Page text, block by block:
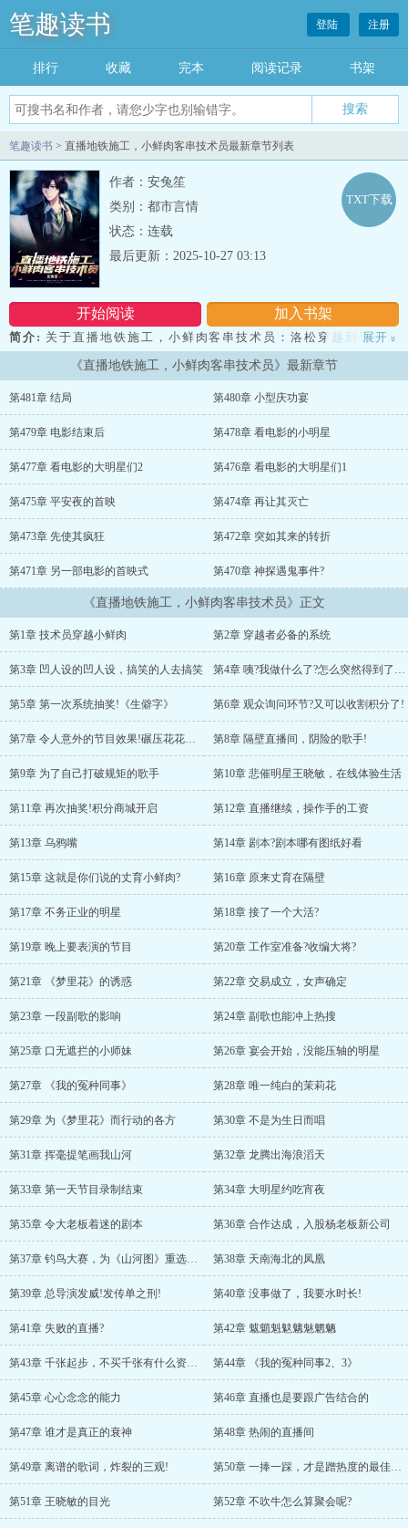
笔趣读书 登陆 注册
排行 收藏 完本 阅读记录 书架
笔趣读书 > 直播地铁施工，小鲜肉客串技术员最新章节列表
作者：安兔笙
类别：都市言情
状态：连载
开始阅读 加入书架
TXT下载
最后更新：2025-10-27 03:13
简介: 关于直播地铁施工，小鲜肉客串技术员：洛松穿越到平行世
界，成了一个三十多岁的流量明星。洛松参加了一档直播节目，即将
下入五十多米的地下，一千多米长的隧道中体验技术员的生活。穿越
而来的洛松带来了“普及系统”，原本的直播综艺成了洛松的“普及
用的生僻字，得到剧本；观众得到了基础的科学知识，得到……为了
得到更多的普及积分，小鲜肉洛松开始在盾构机上上传下跳：“你说那
爬上爬下像猴子一样的人是弱不禁风的‘小鲜肉’？”“你说那瞬间解决
设备问题的人是丈育？”“你说那新歌不断的人是什么都不会的流量明
星？”...
展开 »
《直播地铁施工，小鲜肉客串技术员》最新章节
第481章 结局 第480章 小型庆功宴
第479章 电影结束后 第478章 看电影的小明星
第477章 看电影的大明星们2 第476章 看电影的大明星们1
第475章 平安夜的首映 第474章 再让其灭亡
第473章 先使其疯狂 第472章 突如其来的转折
第471章 另一部电影的首映式 第470章 神探遇鬼事件?
《直播地铁施工，小鲜肉客串技术员》正文
第1章 技术员穿越小鲜肉 第2章 穿越者必备的系统
第3章 凹人设的凹人设，搞笑的人去搞笑 第4章 咦?我做什么了?怎么突然得到了积分?
第5章 第一次系统抽奖!《生僻字》 第6章 观众询问环节?又可以收割积分了!
第7章 令人意外的节目效果!碾压花花与热岜 第8章 隔壁直播间，阴险的歌手!
第9章 为了自己打破规矩的歌手 第10章 悲催明星王晓敏，在线体验生活
第11章 再次抽奖!积分商城开启 第12章 直播继续，操作手的工资
第13章 乌鸦嘴 第14章 剧本?剧本哪有图纸好看
第15章 这就是你们说的丈育小鲜肉? 第16章 原来丈育在隔壁
第17章 不务正业的明星 第18章 接了一个大活?
第19章 晚上要表演的节目 第20章 工作室准备?收编大将?
第21章 《梦里花》的诱惑 第22章 交易成立，女声确定
第23章 一段副歌的影响 第24章 副歌也能冲上热搜
第25章 口无遮拦的小师妹 第26章 宴会开始，没能压轴的明星
第27章 《我的冤种同事》 第28章 唯一纯白的茉莉花
第29章 为《梦里花》而行动的各方 第30章 不是为生日而唱
第31章 挥毫提笔画我山河 第32章 龙腾出海浪滔天
第33章 第一天节目录制结束 第34章 大明星约吃宵夜
第35章 令大老板着迷的剧本 第36章 合作达成，入股杨老板新公司
第37章 钓鸟大赛，为《山河图》重选唱将 第38章 天南海北的凤凰
第39章 总导演发威!发传单之刑! 第40章 没事做了，我要水时长!
第41章 失败的直播? 第42章 魃魈魁鬾魑魅魍魉
第43章 千张起步，不买千张有什么资格说话! 第44章 《我的冤种同事2、3》
第45章 心心念念的能力 第46章 直播也是要跟广告结合的
第47章 谁才是真正的衰神 第48章 热闹的直播间
第49章 离谱的歌词，炸裂的三观! 第50章 一捧一踩，才是蹭热度的最佳方式
第51章 王晓敏的目光 第52章 不吹牛怎么算聚会呢?